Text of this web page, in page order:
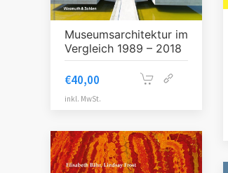
Museumsarchitektur im
Vergleich 1989 – 2018
€40,00
inkl. MwSt.